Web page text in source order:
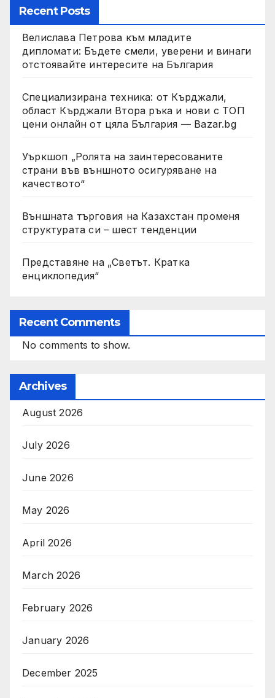
Recent Posts
Велислава Петрова към младите
дипломати: Бъдете смели, уверени и винаги
отстоявайте интересите на България
Специализирана техника: от Кърджали,
област Кърджали Втора ръка и нови с ТОП
цени онлайн от цяла България — Bazar.bg
Уъркшоп „Ролята на заинтересованите
страни във външното осигуряване на
качеството“
Външната търговия на Казахстан променя
структурата си – шест тенденции
Представяне на „Светът. Кратка
енциклопедия“
Recent Comments
No comments to show.
Archives
August 2026
July 2026
June 2026
May 2026
April 2026
March 2026
February 2026
January 2026
December 2025